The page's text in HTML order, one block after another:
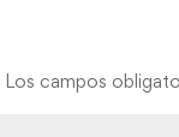
Los campos